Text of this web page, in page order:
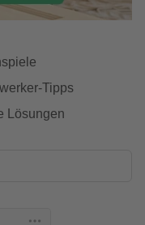
Tipps
Lösungen